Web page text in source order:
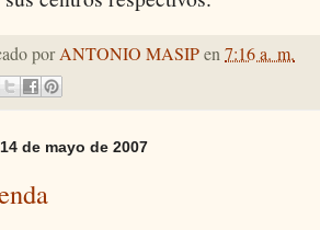
porANTONIO MASIPen7:16 a. m.
de mayo de 2007